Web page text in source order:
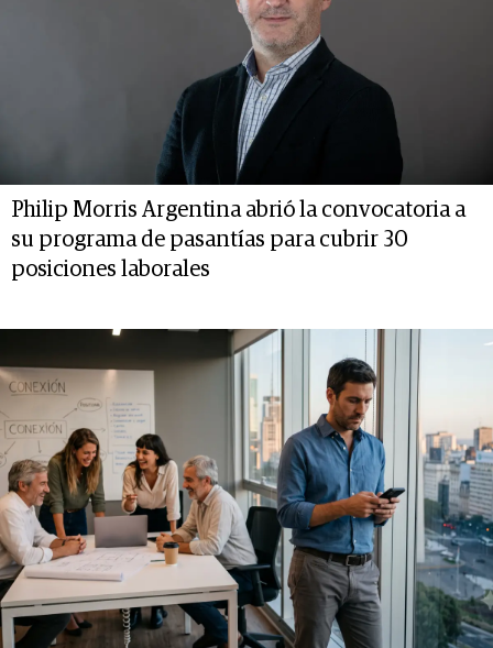
Philip Morris Argentina abrió la convocatoria a
su programa de pasantías para cubrir 30
posiciones laborales